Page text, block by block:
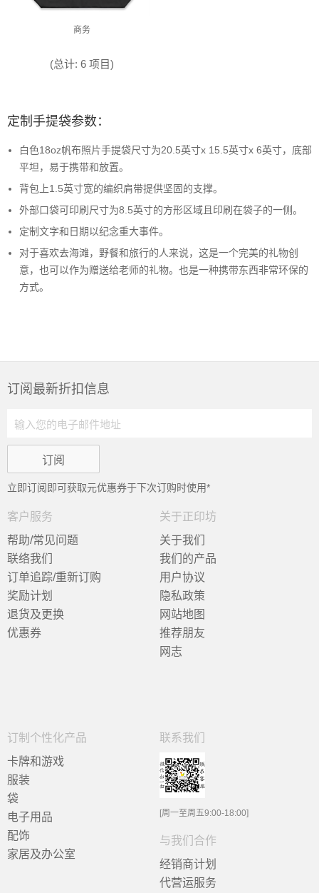
商务
(总计: 6 项目)
定制手提袋参数：
白色18oz帆布照片手提袋尺寸为20.5英寸x 15.5英寸x 6英寸，底部
平坦，易于携带和放置。
背包上1.5英寸宽的编织肩带提供坚固的支撑。
外部口袋可印刷尺寸为8.5英寸的方形区域且印刷在袋子的一侧。
定制文字和日期以纪念重大事件。
对于喜欢去海滩，野餐和旅行的人来说，这是一个完美的礼物创
意，也可以作为赠送给老师的礼物。也是一种携带东西非常环保的
方式。
订阅最新折扣信息
立即订阅即可获取元优惠券于下次订购时使用*
客户服务
帮助/常见问题
联络我们
订单追踪/重新订购
奖励计划
退货及更换
优惠券
关于正印坊
关于我们
我们的产品
用户协议
隐私政策
网站地图
推荐朋友
网志
订制个性化产品
卡牌和游戏
服装
袋
电子用品
配饰
家居及办公室
联系我们
[周一至周五9:00-18:00]
与我们合作
经销商计划
代营运服务